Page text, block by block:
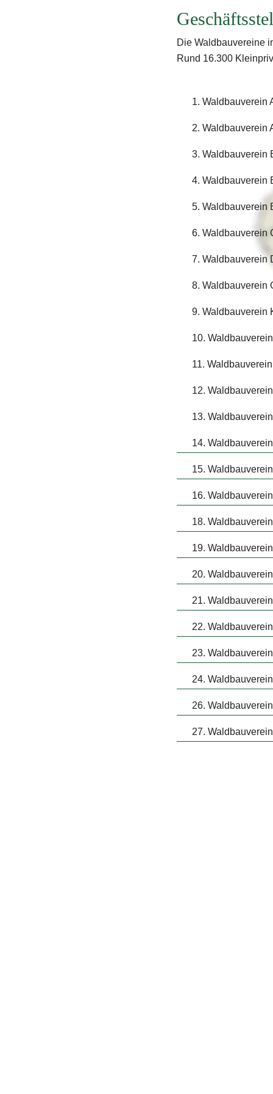
Die Waldbauvereine
Rund 16.300
1. Waldbauverein
2. Waldbauverein
3. Waldbauverein
4. Waldbauverein
5. Waldbauverein
6.
7. Waldbauverein
8. Waldbauverein
9. Waldbauverein
10.
11.
12.
13.
14.
15.
16.
18.
19.
20.
21.
22.
23.
24.
26.
27.